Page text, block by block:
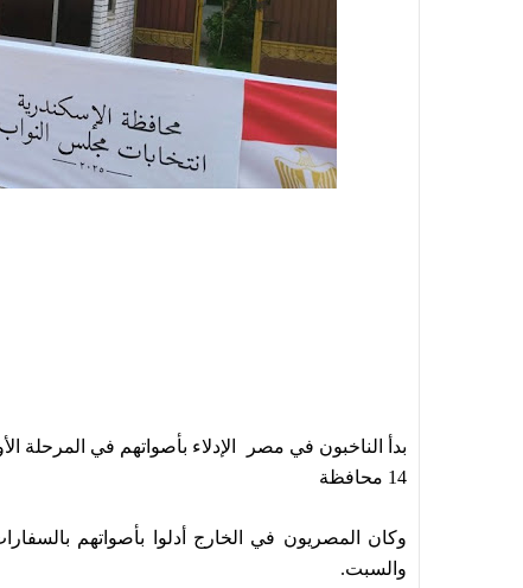
بدأ الناخبون في مصر الإدلاء بأصواتهم في
14 محافظة
والسبت.